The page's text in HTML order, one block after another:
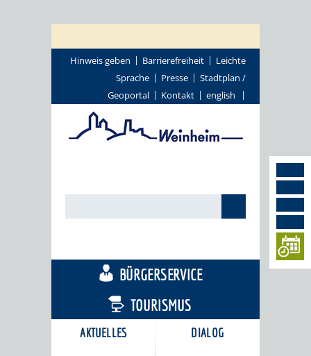
Hinweis geben Barrierefreiheit
Leichte
Sprache
Presse
Stadtplan /
Geoportal
Kontakt english
AKTUELLES DIALOG
BÜRGERSERVICE
TOURISMUS
KARRIEREPORTAL